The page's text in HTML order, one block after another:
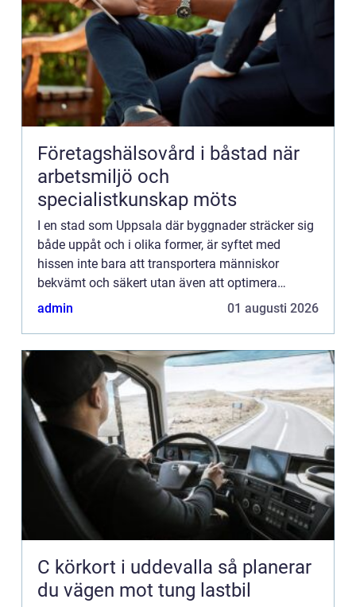
Företagshälsovård i båstad när
arbetsmiljö och
specialistkunskap möts
I en stad som Uppsala där byggnader sträcker sig
både uppåt och i olika former, är syftet med
hissen inte bara att transportera människor
bekvämt och säkert utan även att optimera
fastighetens funktional...
admin 01 augusti 2026
C körkort i uddevalla så planerar
du vägen mot tung lastbil